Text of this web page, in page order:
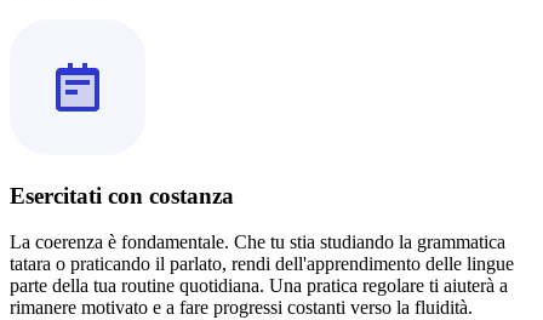
Esercitati con costanza
La coerenza è fondamentale. Che tu stia studiando la grammatica
tatara o praticando il parlato, rendi dell'apprendimento delle lingue
parte della tua routine quotidiana. Una pratica regolare ti aiuterà a
rimanere motivato e a fare progressi costanti verso la fluidità.